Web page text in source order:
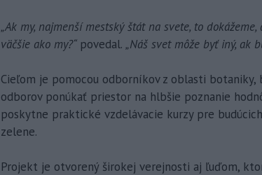
„Ak my, najmenší mestský štát na svete, to
väčšie ako my?“ povedal. „Náš svet môže byť iný, ak
Cieľom je pomocou odborníkov z oblasti
odborov ponúkať priestor na hlbšie poznanie
poskytne praktické vzdelávacie kurzy pre
zelene.
Projekt je otvorený širokej verejnosti aj ľuďom,